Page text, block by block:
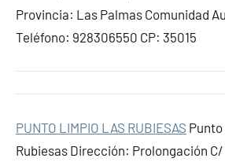
Provincia: Las Palmas Comunidad
Teléfono: 928306550 CP: 35015
PUNTO LIMPIO LAS RUBIESAS
Rubiesas Dirección: Prolongación